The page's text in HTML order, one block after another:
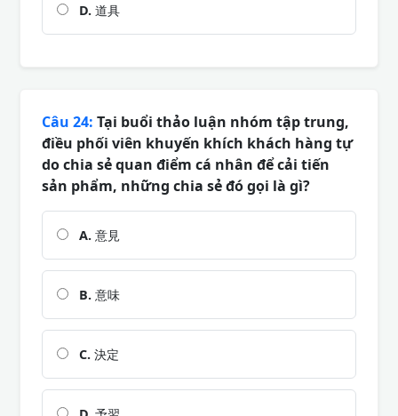
D. 道具
Câu 24: Tại buổi thảo luận nhóm tập trung,
điều phối viên khuyến khích khách hàng tự
do chia sẻ quan điểm cá nhân để cải tiến
sản phẩm, những chia sẻ đó gọi là gì?
A. 意見
B. 意味
C. 決定